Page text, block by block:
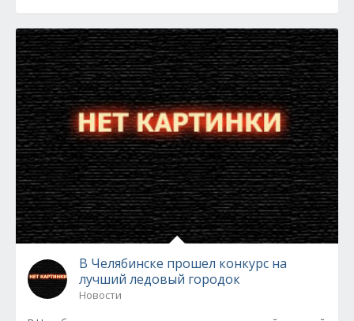
В Челябинске прошел конкурс на
лучший ледовый городок
Новости